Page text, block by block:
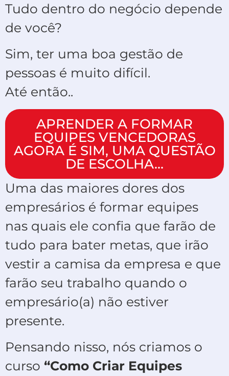
Tudo dentro do negócio depende
de você?
Sim, ter uma boa gestão de
pessoas é muito difícil.
Até então..
APRENDER A FORMAR
EQUIPES VENCEDORAS
AGORA É SIM, UMA QUESTÃO
DE ESCOLHA…
Uma das maiores dores dos
empresários é formar equipes
nas quais ele confia que farão de
tudo para bater metas, que irão
vestir a camisa da empresa e que
farão seu trabalho quando o
empresário(a) não estiver
presente.
Pensando nisso, nós criamos o
curso “Como Criar Equipes